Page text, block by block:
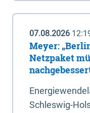
07.08.2026
Meyer:
Netzpaket
Schleswig-